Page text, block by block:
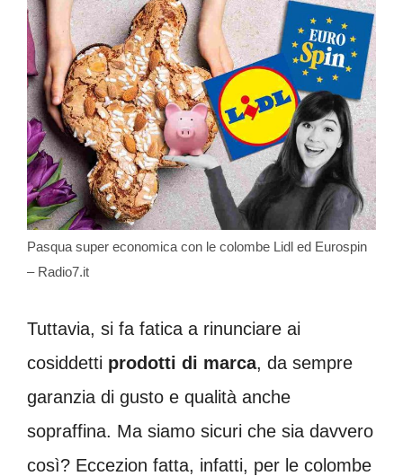
Pasqua super economica con le colombe Lidl ed Eurospin
– Radio7.it
Tuttavia, si fa fatica a rinunciare ai
cosiddetti prodotti di marca, da sempre
garanzia di gusto e qualità anche
sopraffina. Ma siamo sicuri che sia davvero
così? Eccezion fatta, infatti, per le colombe